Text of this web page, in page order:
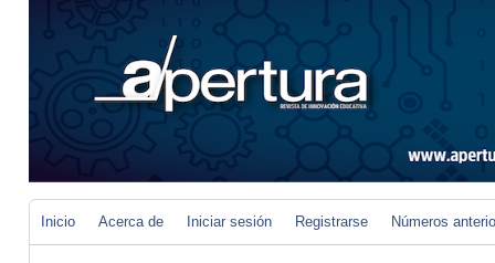
Inicio Acerca de Iniciar sesión Registrarse Números